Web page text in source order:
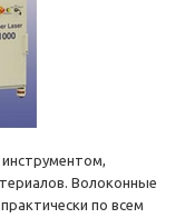
Волоконные
по всем